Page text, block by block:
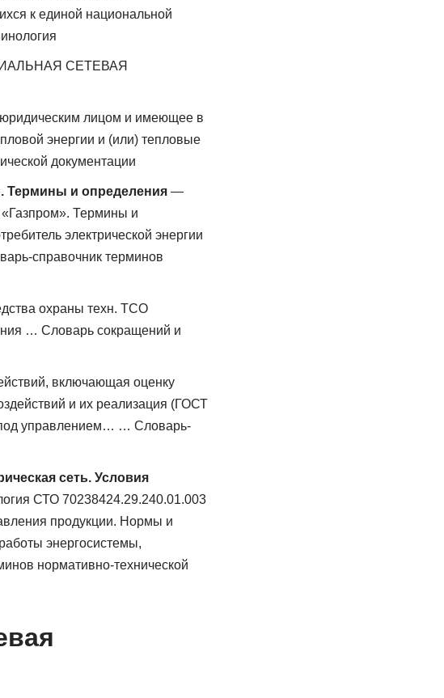
к единой национальной
СЕТЕВАЯ
лицом и имеющее в
энергии и (или) тепловые
документации
Термины и определения—
Термины и
электрической энергии
справочник терминов
охраны техн. ТСО
… Словарь сокращений и
включающая оценку
и их реализация (ГОСТ
под управлением… … Словарь-
сеть. Условия
СТО 70238424.29.240.01.003
продукции. Нормы и
энергосистемы,
нормативно-технической